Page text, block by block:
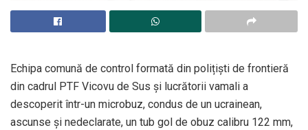
Echipa comună de control formată din polițiști de frontieră
din cadrul PTF Vicovu de Sus și lucrătorii vamali a
descoperit într-un microbuz, condus de un ucrainean,
ascunse și nedeclarate, un tub gol de obuz calibru 122 mm,